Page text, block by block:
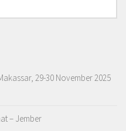
29-30 November 2025
– Jember